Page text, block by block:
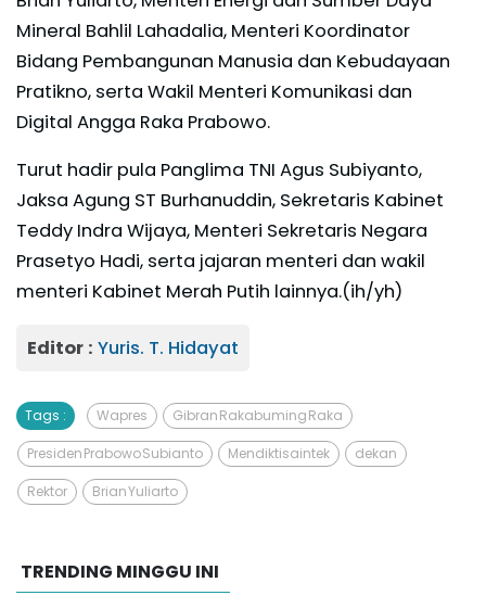
Mineral Bahlil Lahadalia, Menteri Koordinator
Bidang Pembangunan Manusia dan Kebudayaan
Pratikno, serta Wakil Menteri Komunikasi dan
Digital Angga Raka Prabowo.
Turut hadir pula Panglima TNI Agus Subiyanto,
Jaksa Agung ST Burhanuddin, Sekretaris Kabinet
Teddy Indra Wijaya, Menteri Sekretaris Negara
Prasetyo Hadi, serta jajaran menteri dan wakil
menteri Kabinet Merah Putih lainnya.(ih/yh)
Editor : Yuris. T. Hidayat
Tags : Wapres Gibran Rakabuming Raka
Presiden Prabowo Subianto Mendiktisaintek dekan
Rektor Brian Yuliarto
TRENDING MINGGU INI